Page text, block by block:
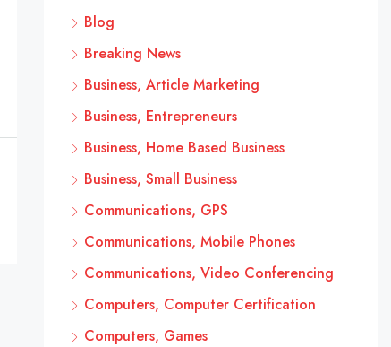
Blog
Breaking News
Business, Article Marketing
Business, Entrepreneurs
Business, Home Based Business
Business, Small Business
Communications, GPS
Communications, Mobile Phones
Communications, Video Conferencing
Computers, Computer Certification
Computers, Games